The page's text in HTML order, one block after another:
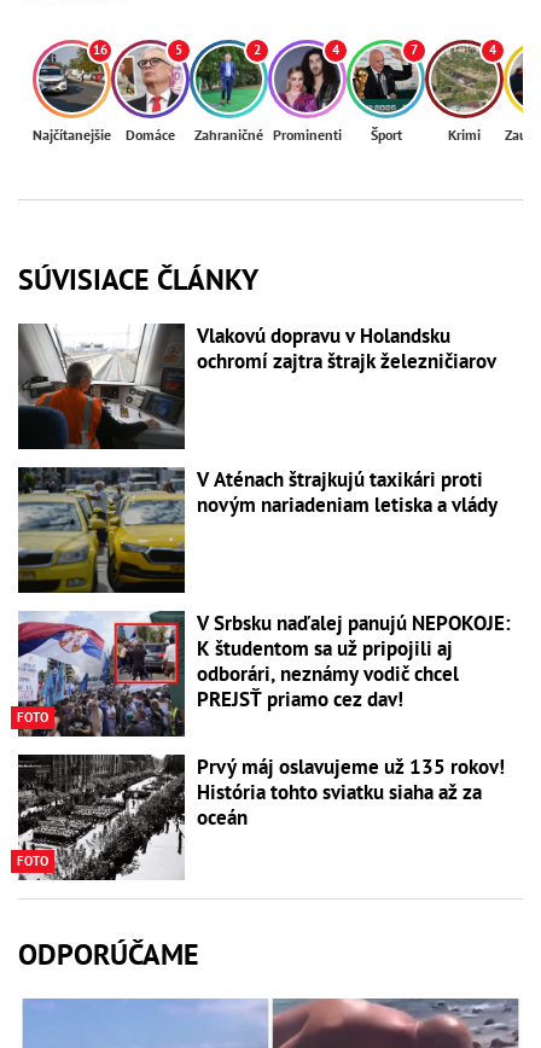
16
Najčítanejšie
5
Domáce
2
Zahraničné
4
Prominenti
7
Šport
4
Krimi
SÚVISIACE ČLÁNKY
Vlakovú dopravu v Holandsku
ochromí zajtra štrajk železničiarov
V Aténach štrajkujú taxikári proti
novým nariadeniam letiska a vlády
FOTO
V Srbsku naďalej panujú NEPOKOJE:
K študentom sa už pripojili aj
odborári, neznámy vodič chcel
PREJSŤ priamo cez dav!
FOTO
Prvý máj oslavujeme už 135 rokov!
História tohto sviatku siaha až za
oceán
ODPORÚČAME